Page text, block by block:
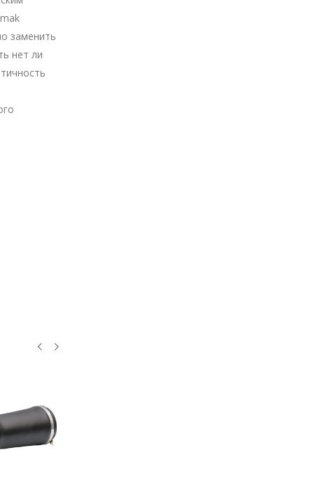
заменить
нет ли